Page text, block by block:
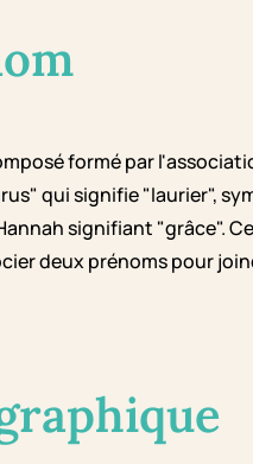
formé par
qui signifie "laurier",
signifiant "grâce".
deux prénoms pour